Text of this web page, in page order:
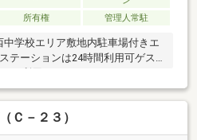
所有権 管理人常駐
中学校エリア敷地内駐車場付きエ
テーションは24時間利用可ゲス
で利用可
所有
ますので事前に日程の調整が必要
望のお日にちで調整を致します
ださい。営業時間 10時～16時
Ｃ－２３）